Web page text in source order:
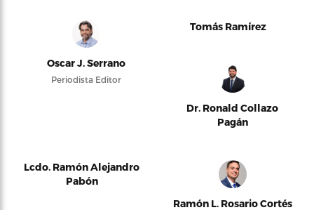
Oscar J. Serrano
Periodista Editor
Tomás Ramírez
Dr. Ronald Collazo
Pagán
Lcdo. Ramón Alejandro
Pabón
Ramón L. Rosario Cortés